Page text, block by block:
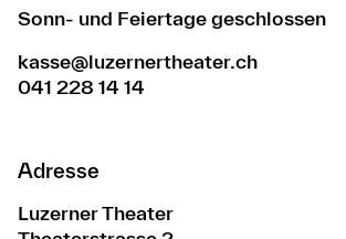
Sonn- und Feiertage geschlossen
kasse@luzernertheater.ch
041 228 14 14
Adresse
Luzerner Theater